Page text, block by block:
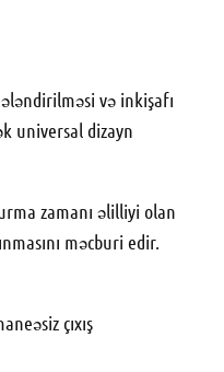
və inkişafı
universal dizayn
zamanı əlilliyi olan
məcburi edir.
çıxış